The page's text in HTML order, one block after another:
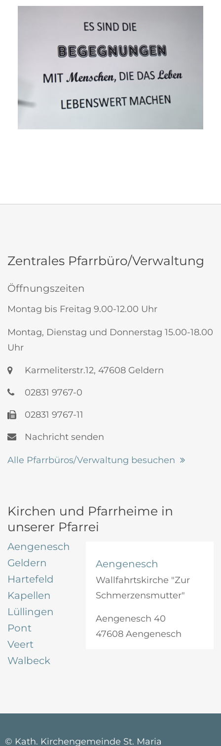
Zentrales Pfarrbüro/Verwaltung
Öffnungszeiten
Montag bis Freitag 9.00-12.00 Uhr
Montag, Dienstag und Donnerstag 15.00-18.00
Uhr
Karmeliterstr.12, 47608 Geldern
02831 9767-0
02831 9767-11
Nachricht senden
Alle Pfarrbüros/Verwaltung besuchen
Kirchen und Pfarrheime in
unserer Pfarrei
Aengenesch
Geldern
Hartefeld
Kapellen
Lüllingen
Pont
Veert
Walbeck
Aengenesch
Wallfahrtskirche "Zur
Schmerzensmutter"
Aengenesch 40
47608 Aengenesch
© Kath. Kirchengemeinde St. Maria